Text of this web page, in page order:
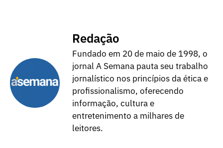
Redação
Fundado em 20 de maio de 1998, o
jornal A Semana pauta seu trabalho
jornalístico nos princípios da ética e
profissionalismo, oferecendo
informação, cultura e
entretenimento a milhares de
leitores.